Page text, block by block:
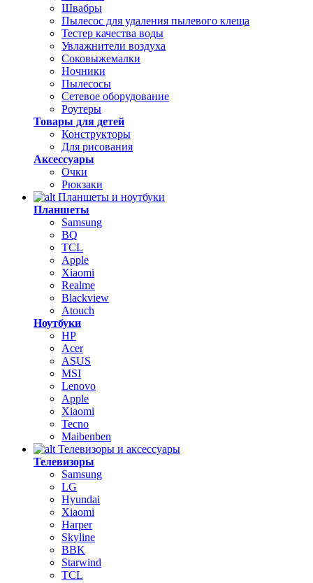
Швабры
Пылесос для удаления пылевого клеща
Тестер качества воды
Увлажнители воздуха
Соковыжемалки
Ночники
Пылесосы
Сетевое оборудование
Роутеры
Товары для детей
Конструкторы
Для рисования
Аксессуары
Очки
Рюкзаки
Планшеты и ноутбуки
Планшеты
Samsung
BQ
TCL
Apple
Xiaomi
Realme
Blackview
Atouch
Ноутбуки
HP
Acer
ASUS
MSI
Lenovo
Apple
Xiaomi
Tecno
Maibenben
Телевизоры и аксессуары
Телевизоры
Samsung
LG
Hyundai
Xiaomi
Harper
Skyline
BBK
Starwind
TCL